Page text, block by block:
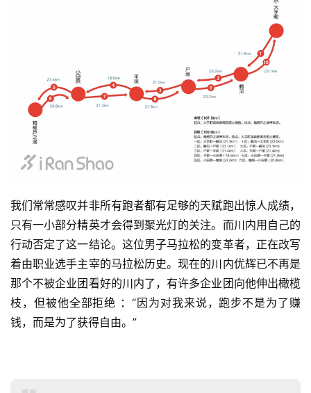
视
用
户
精
选
运
动
我们常常感叹并非所有跑者都有足够的天赋跑出惊人成绩，
只有一小部分精英才会得到聚光灯的关注。而川内用自己的
行动否定了这一结论。这位男子马拉松的变革者，正在改写
着由职业选手主宰的马拉松历史。现在的川内优辉已不再是
那个不被企业团看好的川内了，有许多企业团向他伸出橄榄
枝， 但被他全部拒绝 ：“因为对我来说，跑步不是为了赚
钱，而是为了获得自由。”